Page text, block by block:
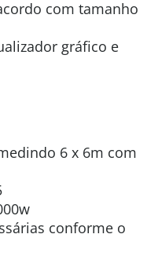
com tamanho
gráfico e
6 x 6m com
conforme o